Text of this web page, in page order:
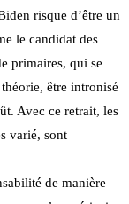
risque d’être un
le candidat des
primaires, qui se
être intronisé
Avec ce retrait, les
varié, sont
de manière